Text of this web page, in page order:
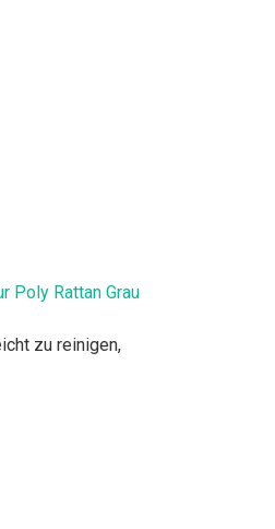
Poly Rattan Grau
zu reinigen,